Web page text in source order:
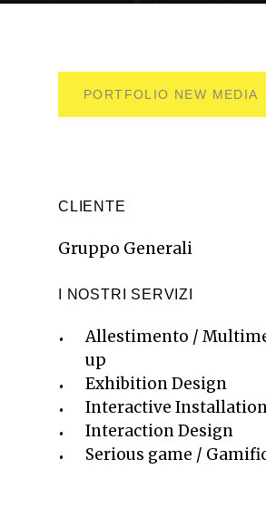
PORTFOLIO NEW MEDIA
CLIENTE
Gruppo Generali
I NOSTRI SERVIZI
Allestimento /
up
Exhibition Design
Interactive
Interaction Design
Serious game /